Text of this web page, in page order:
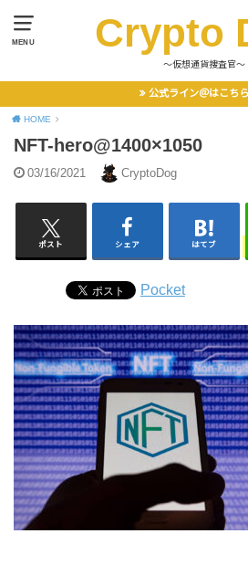
MENU Crypto
〜仮想通貨捜査官〜
公式ライン＠はこち
HOME
NFT-hero@1400×1050
03/16/2021 CryptoDog
ポスト シェア はてブ
Pocket